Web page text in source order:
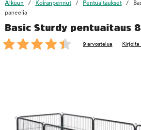
Alkuun Koiranpennut Pentuaitaukset
paneelia
Basic Sturdy pentuaitaus
9 arvostelua Kirjoita
foo